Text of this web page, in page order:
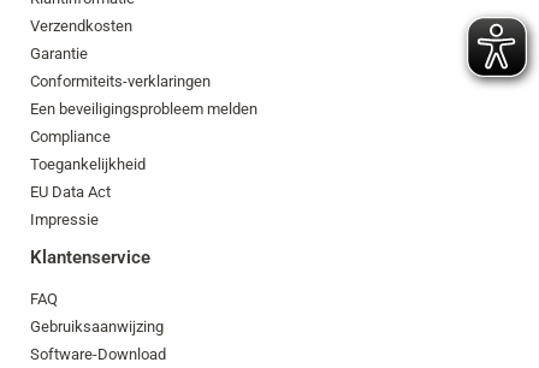
Verzendkosten
Garantie
Conformiteits-verklaringen
Een beveiligingsprobleem melden
Compliance
Toegankelijkheid
EU Data Act
Impressie
Klantenservice
FAQ
Gebruiksaanwijzing
Software-Download